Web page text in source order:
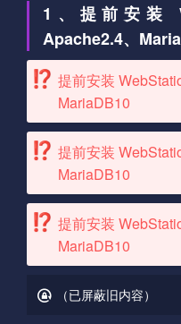
1、提前安装
Apache2.4、
提前安装
MariaDB10
提前安装
MariaDB10
提前安装
MariaDB10
（已屏蔽旧内容）